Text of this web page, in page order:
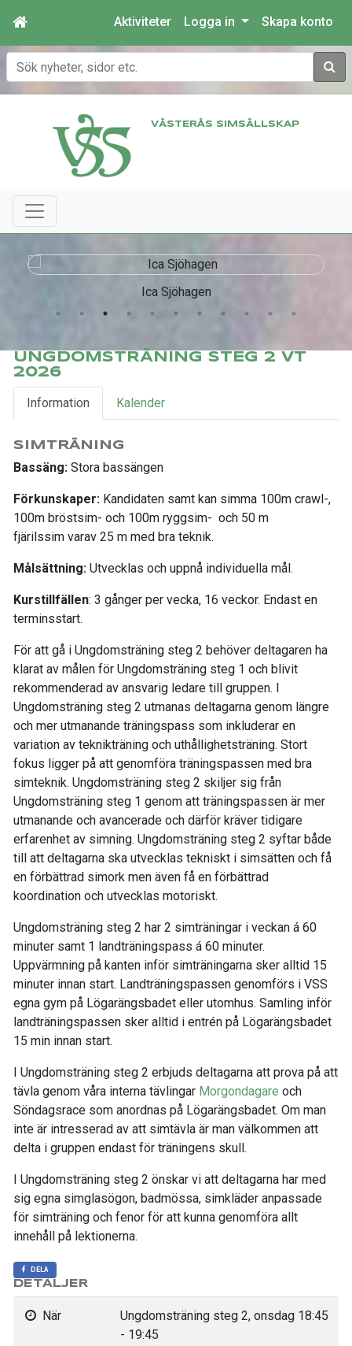
Aktiviteter Logga in Skapa konto
Sök
VÄSTERÅS SIMSÄLLSKAP
Ica Sjöhagen
UNGDOMSTRÄNING STEG 2 VT
2026
Information Kalender
SIMTRÄNING
Bassäng: Stora bassängen
Förkunskaper: Kandidaten samt kan simma 100m crawl-,
100m bröstsim- och 100m ryggsim- och 50 m
fjärilssim varav 25 m med bra teknik.
Målsättning: Utvecklas och uppnå individuella mål.
Kurstillfällen: 3 gånger per vecka, 16 veckor. Endast en
terminsstart.
För att gå i Ungdomsträning steg 2 behöver deltagaren ha
klarat av målen för Ungdomsträning steg 1 och blivit
rekommenderad av ansvarig ledare till gruppen. I
Ungdomsträning steg 2 utmanas deltagarna genom längre
och mer utmanande träningspass som inkluderar en
variation av teknikträning och uthållighetsträning. Stort
fokus ligger på att genomföra träningspassen med bra
simteknik. Ungdomsträning steg 2 skiljer sig från
Ungdomsträning steg 1 genom att träningspassen är mer
utmanande och avancerade och därför kräver tidigare
erfarenhet av simning. Ungdomsträning steg 2 syftar både
till att deltagarna ska utvecklas tekniskt i simsätten och få
en förbättrad simork men även få en förbättrad
koordination och utvecklas motoriskt.
Ungdomsträning steg 2 har 2 simträningar i veckan á 60
minuter samt 1 landträningspass á 60 minuter.
Uppvärmning på kanten inför simträningarna sker alltid 15
minuter innan start. Landträningspassen genomförs i VSS
egna gym på Lögarängsbadet eller utomhus. Samling inför
landträningspassen sker alltid i entrén på Lögarängsbadet
15 min innan start.
I Ungdomsträning steg 2 erbjuds deltagarna att prova på att
tävla genom våra interna tävlingar Morgondagare och
Söndagsrace som anordnas på Lögarängsbadet. Om man
inte är intresserad av att simtävla är man välkommen att
delta i gruppen endast för träningens skull.
I Ungdomsträning steg 2 önskar vi att deltagarna har med
sig egna simglasögon, badmössa, simkläder anpassade
för simträning och fenor för att kunna genomföra allt
innehåll på lektionerna.
DELA
DETALJER
När
Ungdomsträning steg 2, onsdag 18:45
- 19:45